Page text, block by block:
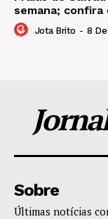
semana; confira
Jota Brito - 8
Sobre
Últimas notícias